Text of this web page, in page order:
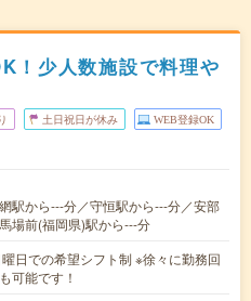
！少人数施設で料理や
土日祝日が休み WEB登録OK
駅から---分／守恒駅から---分／安部
場前(福岡県)駅から---分
日での希望シフト制 ※徐々に勤務回
可能です！